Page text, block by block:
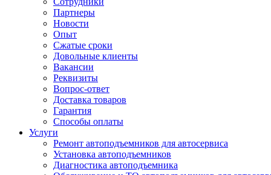
Партнеры
Новости
Опыт
Сжатые сроки
Довольные клиенты
Вакансии
Реквизиты
Вопрос-ответ
Доставка товаров
Гарантия
Способы оплаты
Услуги
Ремонт автоподъемников для автосервиса
Установка автоподъемников
Диагностика автоподъемника